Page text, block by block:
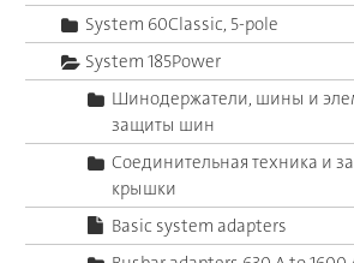
System 60Classic, 5-pole
System 185Power
Шинодержатели, шины и
защиты шин
Соединительная техника и
крышки
Basic system adapters